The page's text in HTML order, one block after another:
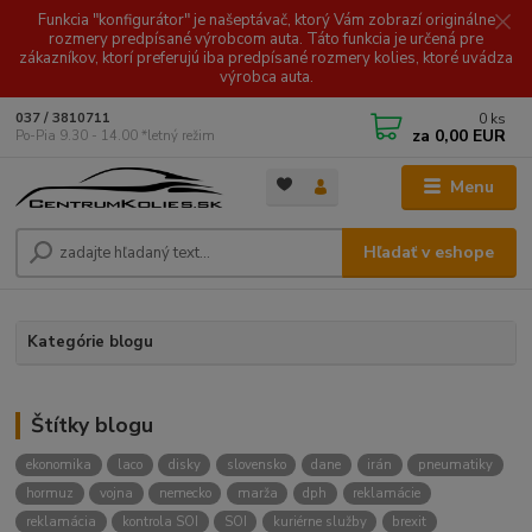
Funkcia "konfigurátor" je našeptávač, ktorý Vám zobrazí originálne
rozmery predpísané výrobcom auta. Táto funkcia je určená pre
zákazníkov, ktorí preferujú iba predpísané rozmery kolies, ktoré uvádza
výrobca auta.
Menu
Hľadať v eshope
037 / 3810711
Po-Pia 9.30 - 14.00 *letný režim
0 ks
za 0,00 EUR
Kategórie blogu
Štítky blogu
ekonomika laco disky slovensko dane irán
pneumatiky
hormuz
vojna nemecko marža dph
reklamácie
reklamácia
kontrola SOI SOI kuriérne služby
brexit